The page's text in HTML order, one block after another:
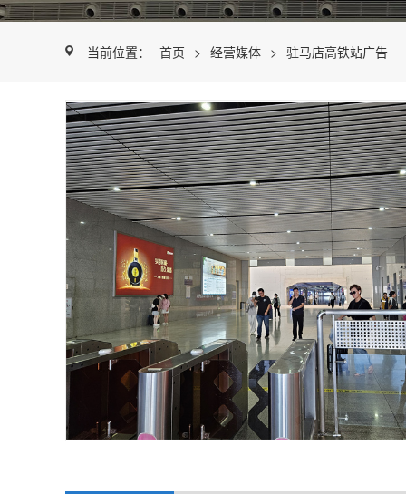
当前位置： 首页 > 经营媒体 > 驻马店高铁站广告